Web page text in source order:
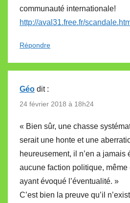
communauté internationale!
http://aval31.free.fr/
Répondre
Géo dit :
24 février 2018 à 18h24
« Bien sûr, une chasse
serait une honte et une
heureusement, il n’en a jamais
aucune faction politique, même
ayant évoqué l’éventualité. »
C’est bien la preuve qu’il